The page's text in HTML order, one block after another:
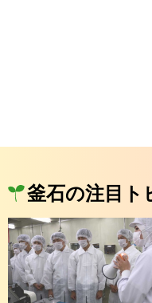
釜石の注目ト